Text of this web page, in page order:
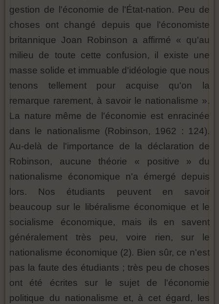
gestion de l'économie de l'État-nation. Peu de
choses ont changé depuis que l'économiste
britannique Joan Robinson a affirmé « qu'au
milieu de toute cette confusion, il existe une
masse solide et immuable d'idéologie que nous
tenons tellement pour acquise qu'on la
remarque rarement, à savoir le nationalisme ».
La nature même de l'économie est enracinée
dans le nationalisme (Robinson, 1962 : 124).
Au-delà de l'importance de la déclaration de
Robinson, aucune théorie « positive » du
nationalisme économique n'a émergé depuis
lors. Nos étudiants peuvent en savoir
beaucoup sur le libéralisme économique et le
socialisme économique, mais ils en savent
généralement très peu, voire rien, sur le
nationalisme économique (2). Bien sûr, ce n'est
pas la faute des étudiants ; très peu de choses
ont été écrites sur le sujet de l'économie
politique du nationalisme et, à cet égard, les